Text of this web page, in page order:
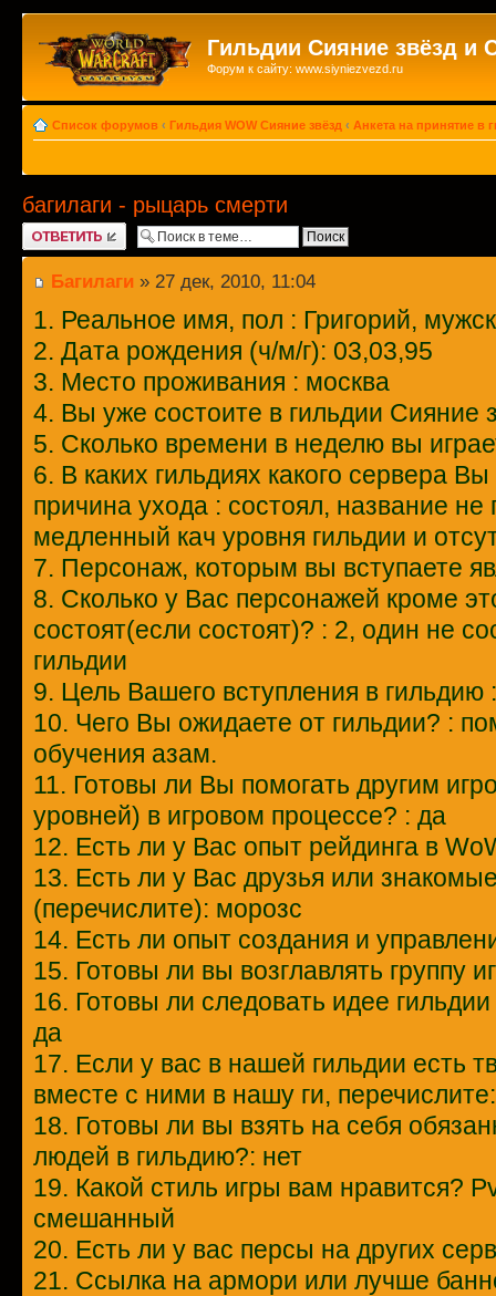
Гильдии Сияние звёзд и
Форум к сайту: www.siyniezvezd.ru
Список форумов ‹ Гильдия WOW Сияние звёзд ‹ Анкета на принятие в
багилаги - рыцарь смерти
Ответить
Багилаги » 27 дек, 2010, 11:04
1. Реальное имя, пол : Григорий,
2. Дата рождения (ч/м/г): 03,03,95
3. Место проживания : москва
4. Вы уже состоите в гильдии Сияние
5. Сколько времени в неделю вы
6. В каких гильдиях какого сервера
причина ухода : состоял, название
медленный кач уровня гильдии и
7. Персонаж, которым вы вступаете
8. Сколько у Вас персонажей кроме
состоят(если состоят)? : 2, один не
гильдии
9. Цель Вашего вступления в
10. Чего Вы ожидаете от гильдии? :
обучения азам.
11. Готовы ли Вы помогать другим
уровней) в игровом процессе? : да
12. Есть ли у Вас опыт рейдинга в
13. Есть ли у Вас друзья или
(перечислите): морозс
14. Есть ли опыт создания и
15. Готовы ли вы возглавлять группу
16. Готовы ли следовать идее
да
17. Если у вас в нашей гильдии есть
вместе с ними в нашу ги,
18. Готовы ли вы взять на себя
людей в гильдию?: нет
19. Какой стиль игры вам нравится?
смешанный
20. Есть ли у вас персы на других
21. Ссылка на армори или лучше